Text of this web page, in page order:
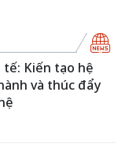
tế: Kiến tạo hệ
và thúc đẩy